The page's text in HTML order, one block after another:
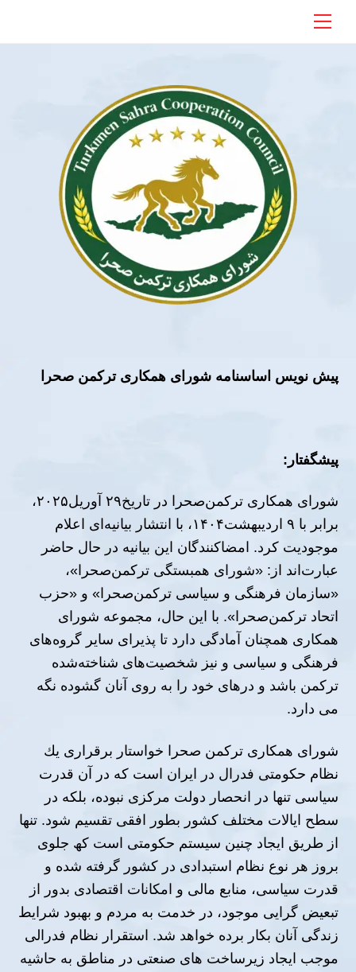
Skip
Menu
پیش نویس اساسنامه شورای همکاری ترکمن صحرا
پیشگفتار :
شورای همکاری ترکمن‌صحرا در تاریخ۲۹ آوریل۲۰۲۵،
برابر با ۹ اردیبهشت۱۴۰۴، با انتشار بیانیه‌ای اعلام
موجودیت کرد. امضاکنندگان این بیانیه در حال حاضر
عبارت‌اند از: «شورای همبستگی ترکمن‌صحرا»،
«سازمان فرهنگی و سیاسی ترکمن‌صحرا» و «حزب
اتحاد ترکمن‌صحرا». با این حال، مجموعه شورای
همکاری همچنان آمادگی دارد تا پذیرای سایر گروه‌های
فرهنگی و سیاسی و نیز شخصیت‌های شناخته‌شده
ترکمن باشد و درهای خود را به روی آنان گشوده نگه
می دارد.
شوراى ھمكارى تركمن صحرا خواستار برقرارى یك
نظام حكومتى فدرال در ایران است كه در آن قدرت
سیاسى تنھا در انحصار دولت مركزى نبوده، بلكه در
سطح ایالات مختلف كشور بطور افقى تقسیم شود. تنھا
از طریق ایجاد چنین سیستم حكومتى است كھ جلوى
بروز ھر نوع نظام استبدادى در كشور گرفته شده و
قدرت سیاسى، منابع مالى و امكانات اقتصادى بدور از
تبعیض گرایى موجود، در خدمت به مردم و بھبود شرایط
زندگى آنان بكار برده خواھد شد. استقرار نظام فدرالى
موجب ایجاد زیرساخت ھاى صنعتى در مناطق به حاشیه